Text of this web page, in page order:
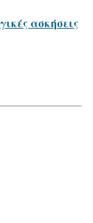
ασκήσεις